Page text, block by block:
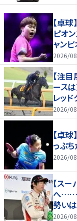
【卓
ピオ
ャン
2026/
【注
ース
レッ
2026/
【卓
っぷ
2026/
【ス
へ……
勢い
2026/